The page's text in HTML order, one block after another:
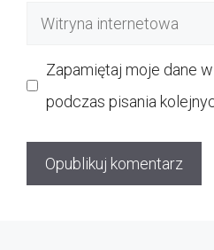
Witryna
Zapamiętaj moje dane
podczas pisania